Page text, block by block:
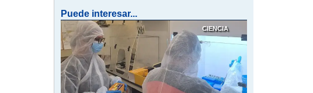
Puede interesar...
CIENCIA